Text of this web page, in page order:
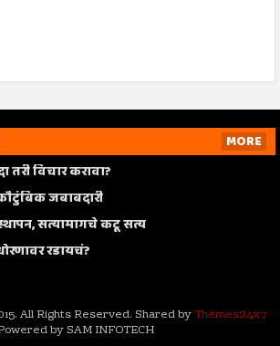
MORE
तरी विचार करावा?
जबाबदारी
सत्यामागचे कटू सत्य
रडायचं?
All Rights Reserved. Shared by Themes24x7
by SAM INFOTECH